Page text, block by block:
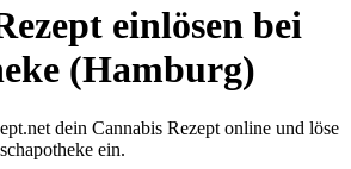
einlösen bei
(Hamburg)
dein Cannabis Rezept online und löse
ein.